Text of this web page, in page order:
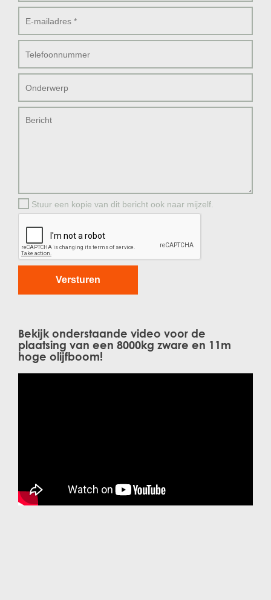
Stuur een kopie van dit bericht ook naar mijzelf.
Bekijk onderstaande video voor de
plaatsing van een 8000kg zware en 11m
hoge olijfboom!